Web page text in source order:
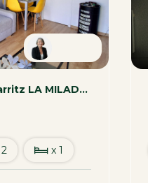
Appartement Biarritz LA MILADY - 2 Pièces
x 1